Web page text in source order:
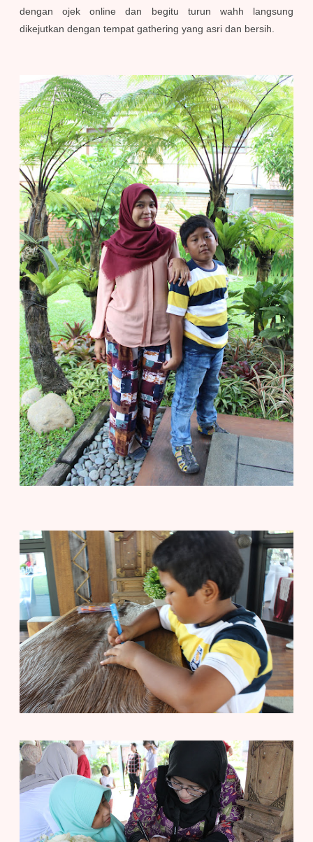
dengan ojek online dan begitu turun wahh langsung
dikejutkan dengan tempat gathering yang asri dan bersih.